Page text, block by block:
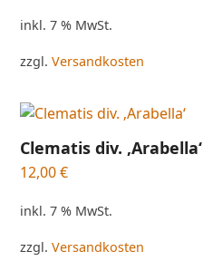
inkl. 7 % MwSt.
zzgl.Versandkosten
Clematis div. ‚Arabella‘
12,00€
inkl. 7 % MwSt.
zzgl.Versandkosten